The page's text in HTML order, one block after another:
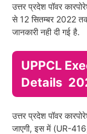
उत्तर प्रदेश पॉवर
से 12 सितम्बर 2022
जानकारी नही दी गई है.
UPPCL
Details
उत्तर प्रदेश पॉवर
जाएगी, इस में (UR-